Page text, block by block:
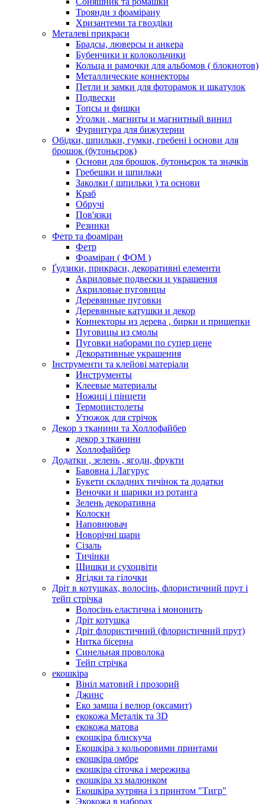
Троянди з фоамірану
Хризантеми та гвоздіки
Металеві прикраси
Брадсы, люверсы и анкера
Бубенчики и колокольчики
Кольца и рамочки для альбомов ( блокнотов)
Металлические коннекторы
Петли и замки для фоторамок и шкатулок
Подвески
Топсы и фишки
Уголки , магниты и магнитный винил
Фурнитура для бижутерии
Обідки, шпильки, гумки, гребені і основи для
брошок (бутоньєрок)
Основи для брошок, бутоньєрок та значків
Гребешки и шпильки
Заколки ( шпильки ) та основи
Краб
Обручі
Пов'язки
Резинки
Фетр та фоаміран
Фетр
Фоаміран ( ФОМ )
Ґудзики, прикраси, декоративні елементи
Акриловые подвески и украшения
Акриловые пуговицы
Деревянные пуговки
Деревянные катушки и декор
Коннекторы из дерева , бирки и прищепки
Пуговицы из смолы
Пуговки наборами по супер цене
Декоративные украшения
Інструменти та клейові матеріали
Инструменты
Клеевые материалы
Ножиці і пінцети
Термопистолеты
Утюжок для стрічок
Декор з тканини та Холлофайбер
декор з тканини
Холлофайбер
Додатки , зелень , ягоди, фрукти
Бавовна і Лагурус
Букети складних тичінок та додатки
Веночки и шарики из ротанга
Зелень декоративна
Колоски
Наповнювач
Новорічні шари
Сізаль
Тичінки
Шишки и сухоцвіти
Ягідки та гілочки
Дріт в котушках, волосінь, флористичний прут і
тейп стрічка
Волосінь еластична і мононить
Дріт котушка
Дріт флористичний (флористичний прут)
Нитка бісерна
Синельная проволока
Тейп стрічка
екошкіра
Вініл матовий і прозорий
Джинс
Еко замша і велюр (оксамит)
екокожа Металік та 3D
екокожа матова
екошкіра блискуча
Екошкіра з кольоровими принтами
екошкіра омбре
екошкіра сіточка і мережива
екошкіра хз малюнком
Екошкіра хутряна і з принтом "Тигр"
Экокожа в наборах